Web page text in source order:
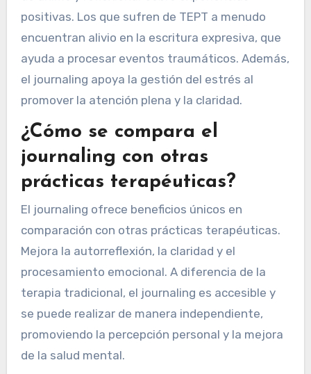
ejemplo, las personas con ansiedad pueden
utilizar el journaling para identificar
desencadenantes y desarrollar estrategias de
afrontamiento. Aquellos que experimentan
depresión pueden rastrear cambios en el estado
positivas. Los que sufren de TEPT a menudo
encuentran alivio en la escritura expresiva, que
ayuda a procesar eventos traumáticos. Además,
¿Cómo se compara el
journaling con otras
prácticas terapéuticas?
El journaling ofrece beneficios únicos en
comparación con otras prácticas terapéuticas.